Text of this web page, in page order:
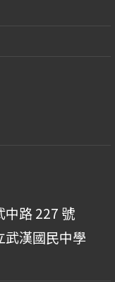
中路 227 號
武漢國民中學